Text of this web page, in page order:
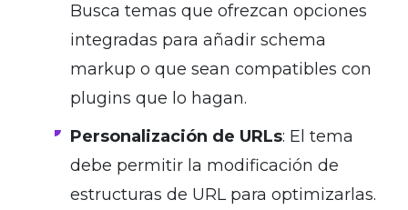
Busca temas que ofrezcan opciones
integradas para añadir schema
markup o que sean compatibles con
plugins que lo hagan.
Personalización de URLs: El tema
debe permitir la modificación de
estructuras de URL para optimizarlas.